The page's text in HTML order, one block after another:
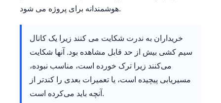
هوشمندانه برای پروژه می شود.
خریداران به ندرت شکایت می کنند زیرا یک کانال
سیم کشی بیش از حد قابل مشاهده بود. آنها شکایت
می‌کنند زیرا ترک خورده است، مناسب نبوده،
مسیریابی پیچیده است، یا تعمیرات بعدی را کندتر از
آنچه باید می‌کرده است.